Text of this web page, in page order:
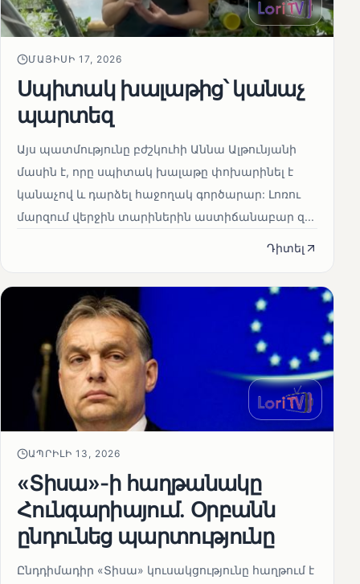
ՄԱՅԻՍԻ 17, 2026
Սպիտակ խալաթից՝ կանաչ
պարտեզ
Այս պատմությունը բժշկուհի Աննա Ալթունյանի
մասին է, որը սպիտակ խալաթը փոխարինել է
կանաչով և դարձել հաջողակ գործարար: Լոռու
մարզում վերջին տարիներին աստիճանաբար զ...
Դիտել
ԱՊՐԻԼԻ 13, 2026
«Տիսա»-ի հաղթանակը
Հունգարիայում․ Օրբանն
ընդունեց պարտությունը
Ընդդիմադիր «Տիսա» կուսակցությունը հաղթում է